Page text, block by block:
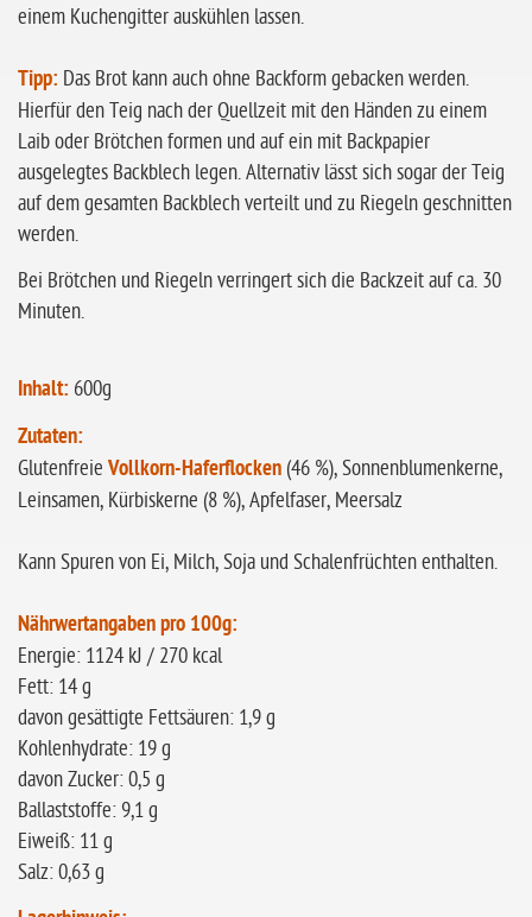
einem Kuchengitter auskühlen lassen.
Tipp: Das Brot kann auch ohne Backform gebacken werden.
Hierfür den Teig nach der Quellzeit mit den Händen zu einem
Laib oder Brötchen formen und auf ein mit Backpapier
ausgelegtes Backblech legen. Alternativ lässt sich sogar der Teig
auf dem gesamten Backblech verteilt und zu Riegeln geschnitten
werden.
Bei Brötchen und Riegeln verringert sich die Backzeit auf ca. 30
Minuten.
Inhalt: 600g
Zutaten:
Glutenfreie Vollkorn-Haferflocken (46 %), Sonnenblumenkerne,
Leinsamen, Kürbiskerne (8 %), Apfelfaser, Meersalz
Kann Spuren von Ei, Milch, Soja und Schalenfrüchten enthalten.
Nährwertangaben pro 100g:
Energie: 1124 kJ / 270 kcal
Fett: 14 g
davon gesättigte Fettsäuren: 1,9 g
Kohlenhydrate: 19 g
davon Zucker: 0,5 g
Ballaststoffe: 9,1 g
Eiweiß: 11 g
Salz: 0,63 g